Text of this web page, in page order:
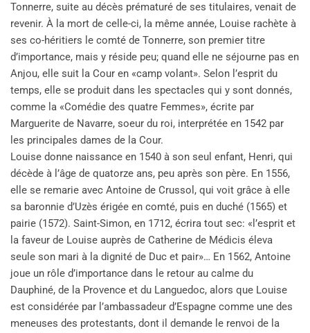
Tonnerre, suite au décès prématuré de ses titulaires, venait de
revenir. À la mort de celle-ci, la même année, Louise rachète à
ses co-héritiers le comté de Tonnerre, son premier titre
d’importance, mais y réside peu; quand elle ne séjourne pas en
Anjou, elle suit la Cour en «camp volant». Selon l’esprit du
temps, elle se produit dans les spectacles qui y sont donnés,
comme la «Comédie des quatre Femmes», écrite par
Marguerite de Navarre, soeur du roi, interprétée en 1542 par
les principales dames de la Cour.
Louise donne naissance en 1540 à son seul enfant, Henri, qui
décède à l’âge de quatorze ans, peu après son père. En 1556,
elle se remarie avec Antoine de Crussol, qui voit grâce à elle
sa baronnie d’Uzès érigée en comté, puis en duché (1565) et
pairie (1572). Saint-Simon, en 1712, écrira tout sec: «l’esprit et
la faveur de Louise auprès de Catherine de Médicis éleva
seule son mari à la dignité de Duc et pair»… En 1562, Antoine
joue un rôle d’importance dans le retour au calme du
Dauphiné, de la Provence et du Languedoc, alors que Louise
est considérée par l’ambassadeur d’Espagne comme une des
meneuses des protestants, dont il demande le renvoi de la